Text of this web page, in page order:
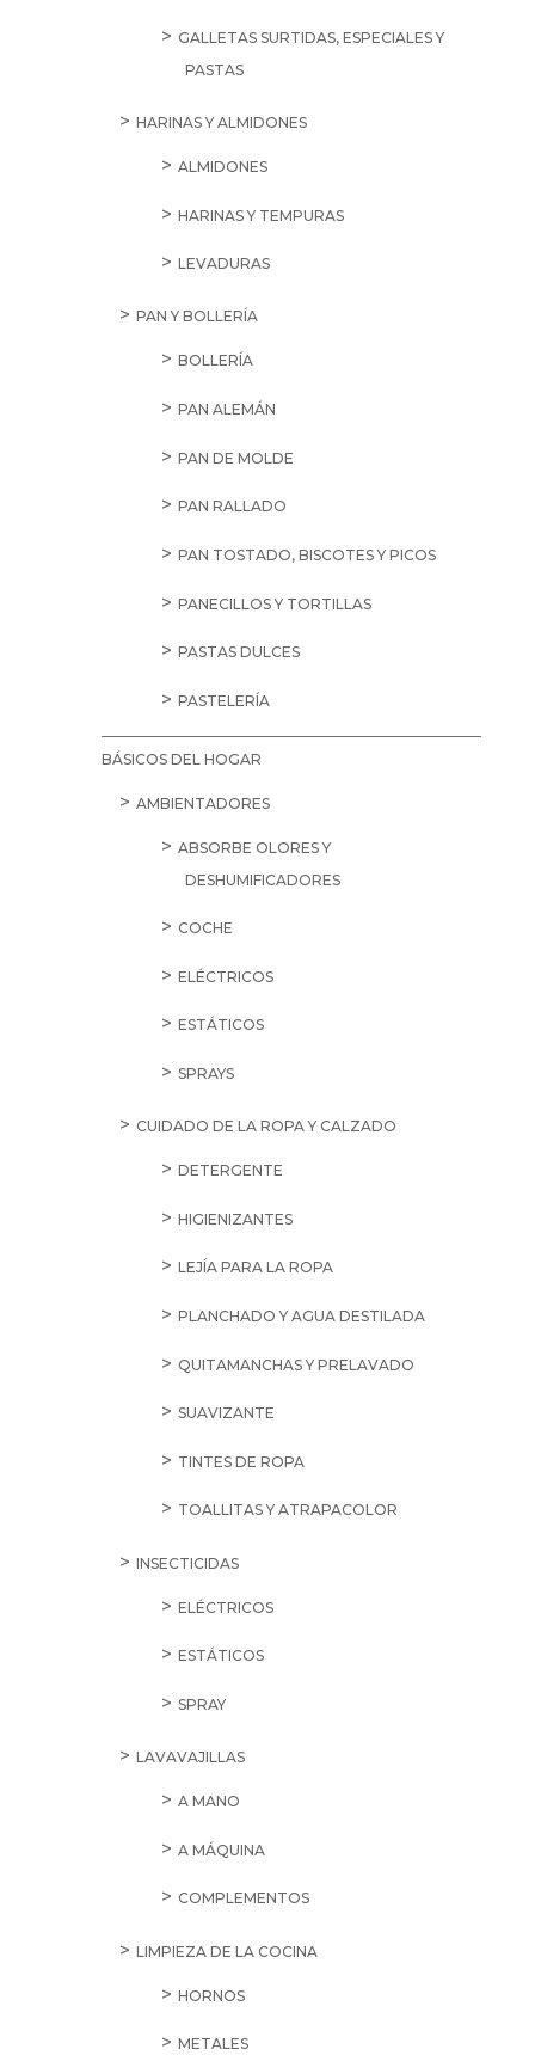
GALLETAS SURTIDAS, ESPECIALES Y
PASTAS
HARINAS Y ALMIDONES
ALMIDONES
HARINAS Y TEMPURAS
LEVADURAS
PAN Y BOLLERÍA
BOLLERÍA
PAN ALEMÁN
PAN DE MOLDE
PAN RALLADO
PAN TOSTADO, BISCOTES Y PICOS
PANECILLOS Y TORTILLAS
PASTAS DULCES
PASTELERÍA
BÁSICOS DEL HOGAR
AMBIENTADORES
ABSORBE OLORES Y
DESHUMIFICADORES
COCHE
ELÉCTRICOS
ESTÁTICOS
SPRAYS
CUIDADO DE LA ROPA Y CALZADO
DETERGENTE
HIGIENIZANTES
LEJÍA PARA LA ROPA
PLANCHADO Y AGUA DESTILADA
QUITAMANCHAS Y PRELAVADO
SUAVIZANTE
TINTES DE ROPA
TOALLITAS Y ATRAPACOLOR
INSECTICIDAS
ELÉCTRICOS
ESTÁTICOS
SPRAY
LAVAVAJILLAS
A MANO
A MÁQUINA
COMPLEMENTOS
LIMPIEZA DE LA COCINA
HORNOS
METALES